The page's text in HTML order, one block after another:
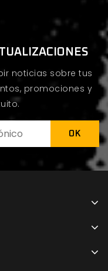
noticias sobre tus
promociones y